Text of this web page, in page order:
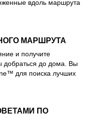
вдоль маршрута
МАРШРУТА
и получите
добраться до дома. Вы
для поиска лучших
ПО